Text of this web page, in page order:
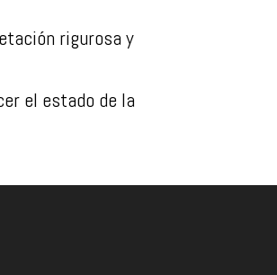
rigurosa y
el estado de la